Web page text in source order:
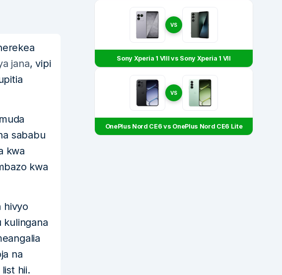
jana, vipi
sababu
kwa
kwa
hivyo
kulingana
na
hii.
VS
Sony Xperia 1 VIII vs Sony Xperia 1 VII
VS
OnePlus Nord CE6 vs OnePlus Nord CE6 Lite